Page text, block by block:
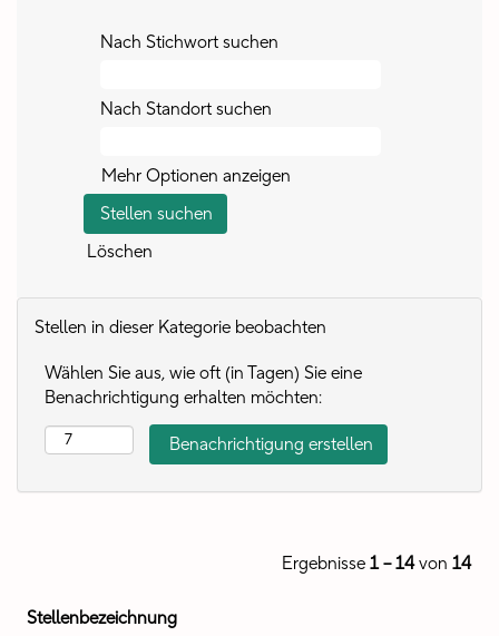
Nach Stichwort suchen
Nach Standort suchen
Mehr Optionen anzeigen
Löschen
Stellen in dieser Kategorie beobachten
Wählen Sie aus, wie oft (in Tagen) Sie eine
Benachrichtigung erhalten möchten:
Ergebnisse 1 – 14von 14
Stellenbezeichnung